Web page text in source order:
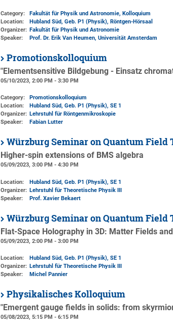
Category:
Fakultät für Physik und Astronomie, Kolloquium
Location:
Hubland Süd, Geb. P1 (Physik), Röntgen-Hörsaal
Organizer: Fakultät für Physik und Astronomie
Speaker:
Prof. Dr. Erik Van Heumen, Universität Amsterdam
Promotionskolloquium
"Elementsensitive Bildgebung - Einsatz
05/10/2023, 2:00 PM - 3:30 PM
Category:
Promotionskolloquium
Location:
Hubland Süd, Geb. P1 (Physik), SE 1
Organizer: Lehrstuhl für Röntgenmikroskopie
Speaker:
Fabian Lutter
Würzburg Seminar on Quantum Field
Higher-spin extensions of BMS algebra
05/09/2023, 3:00 PM - 4:30 PM
Location: Hubland Süd, Geb. P1 (Physik), SE 1
Organizer: Lehrstuhl für Theoretische Physik III
Speaker:
Prof. Xavier Bekaert
Würzburg Seminar on Quantum Field
Flat-Space Holography in 3D: Matter Fields
05/09/2023, 2:00 PM - 3:00 PM
Location: Hubland Süd, Geb. P1 (Physik), SE 1
Organizer: Lehrstuhl für Theoretische Physik III
Speaker:
Michel Pannier
Physikalisches Kolloquium
"Emergent gauge fields in solids: from
05/08/2023, 5:15 PM - 6:15 PM